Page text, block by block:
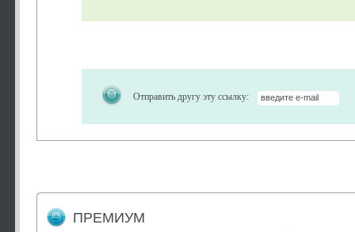
Отправить другу эту ссылку:
ПРЕМИУМ